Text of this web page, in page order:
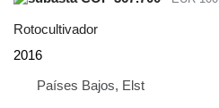
Rotocultivador
2016
Países Bajos, Elst